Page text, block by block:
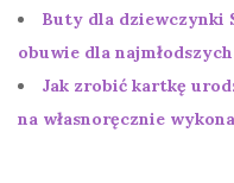
Buty dla dziewczynki
obuwie dla najmłodszych
Jak zrobić kartkę
na własnoręcznie